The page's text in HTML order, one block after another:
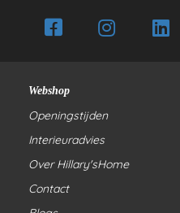
Webshop
Openingstijden
Interieuradvies
Over Hillary'sHome
Contact